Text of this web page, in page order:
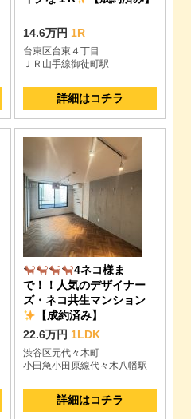
14.6万円 1R
台東区台東４丁目
ＪＲ山手線御徒町駅
詳細はコチラ
4ネコ様ま
で！！人気のデザイナー
ズ・ネコ共生マンション
【成約済み】
22.6万円 1LDK
渋谷区元代々木町
小田急小田原線代々木八幡駅
詳細はコチラ